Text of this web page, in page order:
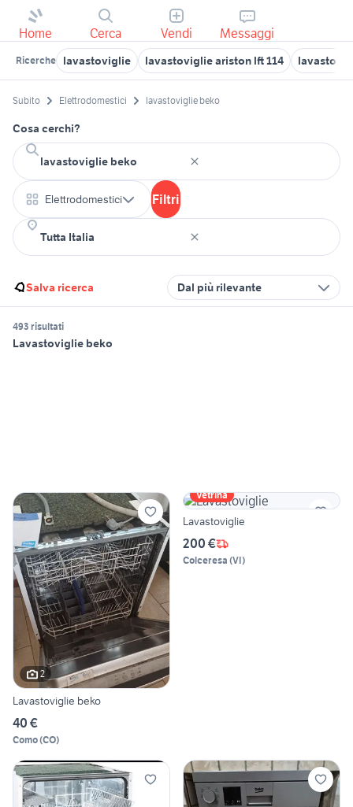
Home Cerca Vendi Messaggi
Ricerche lavastoviglie lavastoviglie ariston lft 114
Subito Elettrodomestici lavastoviglie beko
Cosa cerchi?
Elettrodomestici Filtri
Salva ricerca Dal più rilevante
493 risultati
Lavastoviglie beko
2
Lavastoviglie beko
40 €
Como(CO)
Vetrina
Lavastoviglie
200 €
Colceresa (VI)